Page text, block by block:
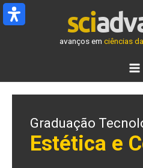
Ir
para
avanços em ciências
Graduação
Estética e